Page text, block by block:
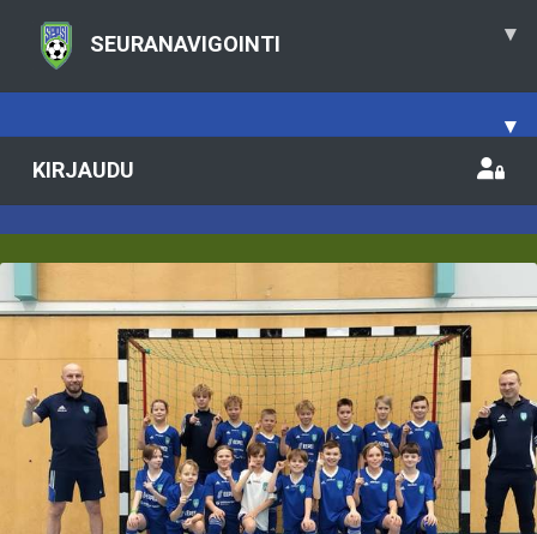
SEURANAVIGOINTI ▾
▾
KIRJAUDU